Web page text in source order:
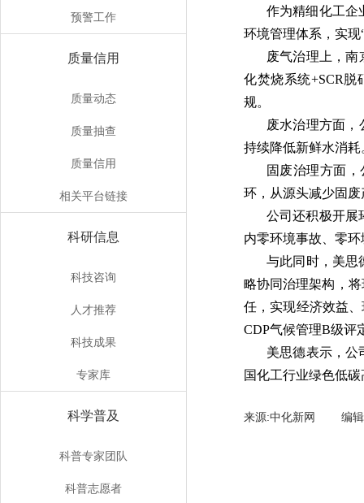
预警工作
质量信用
质量动态
质量抽查
质量信用
相关平台链接
科研信息
科技咨询
人才推荐
科技成果
专家库
科学普及
科普专家团队
科普志愿者
作为精细化工企
环境管理体系，实现
废气治理上，南
化焚烧系统+SCR脱
规。
废水治理方面
持续降低新鲜水消耗
固废治理方面
环，从源头减少固
公司还积极开展
内零环境事故、零
与此同时，美思
略协同治理架构，
任，实现经济效益
CDP气候管理B级评
美思德表示，公
国化工行业绿色低
来源:中化新网 编